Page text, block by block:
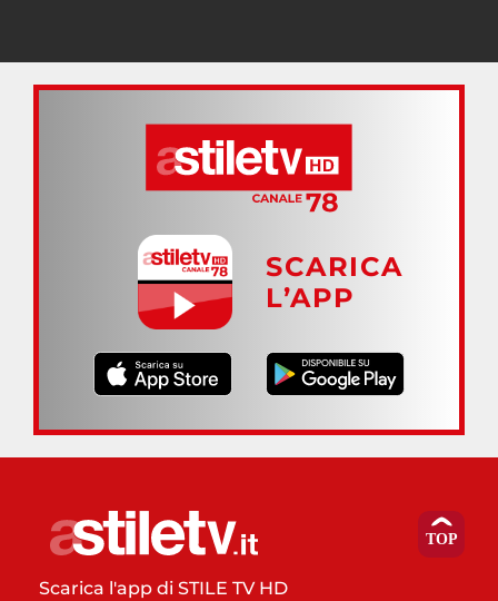
SCARICA
L’APP
Scarica l'app di STILE TV HD